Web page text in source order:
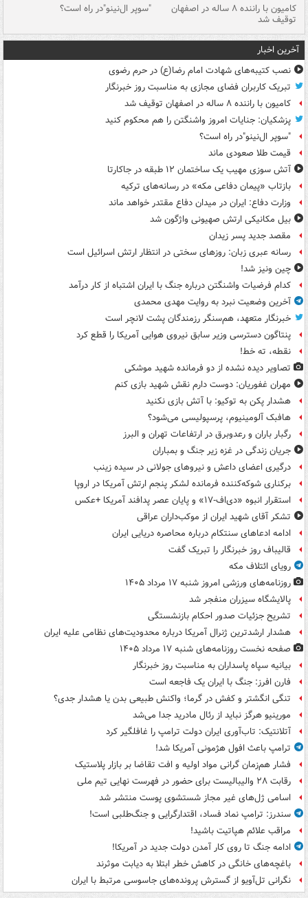
کامیون با راننده ۸ ساله در اصفهان
توقیف شد
"سوپر ال‌نینو"در راه است؟
آخرین اخبار
نصب کتیبه‌های شهادت امام رضا(ع) در حرم رضوی
تبریک کاربران فضای مجازی به مناسبت روز خبرنگار
کامیون با راننده ۸ ساله در اصفهان توقیف شد
پزشکیان: جنایات امروز واشنگتن را هم محکوم کنید
"سوپر ال‌نینو"در راه است؟
قیمت طلا صعودی ماند
آتش سوزی مهیب یک ساختمان ۱۲ طبقه در جاکارتا
بازتاب «پیمان دفاعی مکه» در رسانه‌های ترکیه
وزارت دفاع: ایران در میدان دفاع مقتدر خواهد ماند
بیل مکانیکی ارتش صهیونی واژگون شد
مقصد جدید پسر زیدان
رسانه عبری زبان: روزهای سختی در انتظار ارتش اسرائیل است
چین ونیز شد!
کدام فرضیات واشنگتن درباره جنگ با ایران اشتباه از کار درآمد
آخرین وضعیت نبرد به روایت مهدی محمدی
خبرنگار متعهد، هم‌سنگر رزمندگان پشت لانچر است
پنتاگون دسترسی وزیر سابق نیروی هوایی آمریکا را قطع کرد
نقطه، ته خط!
تصاویر دیده‌ نشده از دو فرمانده شهید موشکی
مهران غفوریان: دوست دارم نقش شهید بازی کنم
هشدار پکن به توکیو: با آتش بازی نکنید
هافبک آلومینیوم، پرسپولیسی می‌شود؟
رگبار باران و رعدوبرق در ارتفاعات تهران و البرز
جریان زندگی در غزه زیر جنگ و بمباران
درگیری اعضای داعش و نیروهای جولانی در سیده زینب
برکناری شوکه‌کننده فرمانده لشکر پنجم ارتش آمریکا در اروپا
استقرار انبوه «دی‌اف‑۱۷» و پایان عصر پدافند آمریکا +عکس
تشکر آقای شهید ایران از موکب‌داران عراقی
ادامه ادعاهای سنتکام درباره محاصره دریایی ایران
قالیباف روز خبرنگار را تبریک گفت
رویای ائتلاف مکه
روزنامه‌های ورزشی امروز ‌شنبه ۱۷ مرداد ۱۴۰۵
پالایشگاه سیزران منفجر شد
تشریح جزئیات صدور احکام بازنشستگی
هشدار ارشدترین ژنرال آمریکا درباره محدودیت‌های نظامی علیه ایران
صفحه نخست روزنامه‌های شنبه ۱۷ مرداد ۱۴۰۵
بیانیه سپاه پاسداران به مناسبت روز خبرنگار
فارن افرز: جنگ با ایران یک فاجعه است
تنگی انگشتر و کفش در گرما؛ واکنش طبیعی بدن یا هشدار جدی؟
مورینیو هرگز نباید از رئال مادرید جدا می‌شد
آتلانتیک: تاب‌آوری ایران دولت ترامپ را غافلگیر کرد
ترامپ باعث افول هژمونی آمریکا شد!
فشار هم‌زمان گرانی مواد اولیه و افت تقاضا بر بازار پلاستیک
رقابت ۲۸ والیبالیست برای حضور در فهرست نهایی تیم ملی
اسامی ژل‌های غیر مجاز شستشوی پوست منتشر شد
سندرز: ترامپ نماد فساد، اقتدارگرایی و جنگ‌طلبی است!
مراقب علائم هپاتیت باشید!
ادامه جنگ تا روی کار آمدن دولت جدید در آمریکا!
باغچه‌های خانگی در کاهش خطر ابتلا به دیابت موثرند
نگرانی تل‌آویو از گسترش پرونده‌های جاسوسی مرتبط با ایران